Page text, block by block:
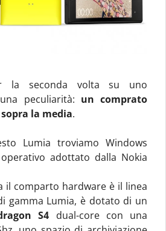
la seconda volta su uno
peculiarità: un comprato
la media.
Lumia troviamo Windows
adottato dalla Nokia
il comparto hardware è il linea
gamma Lumia, è dotato di un
S4 dual-core con una